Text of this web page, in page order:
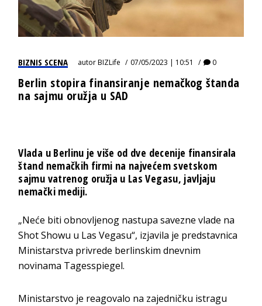
BIZNIS SCENA autorBIZLife 07/05/2023 | 10:51 0
Berlin stopira finansiranje nemačkog štanda
na sajmu oružja u SAD
Vlada u Berlinu je više od dve decenije finansirala
štand nemačkih firmi na najvećem svetskom
sajmu vatrenog oružja u Las Vegasu, javljaju
nemački mediji.
„Neće biti obnovljenog nastupa savezne vlade na
Shot Showu u Las Vegasu“, izjavila je predstavnica
Ministarstva privrede berlinskim dnevnim
novinama Tagesspiegel.
Ministarstvo je reagovalo na zajedničku istragu